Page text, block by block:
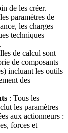
de les créer.
paramètres de
les charges
techniques
de calcul sont
de composants
incluant les outils
des
: Tous les
les paramètres
aux actionneurs :
forces et